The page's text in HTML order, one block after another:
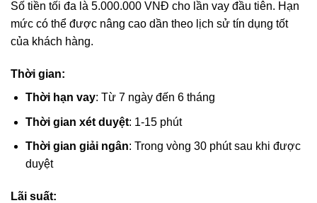
Số tiền tối đa là 5.000.000 VNĐ cho lần vay đầu tiên. Hạn
mức có thể được nâng cao dần theo lịch sử tín dụng tốt
của khách hàng.
Thời gian:
Thời hạn vay: Từ 7 ngày đến 6 tháng
Thời gian xét duyệt: 1-15 phút
Thời gian giải ngân: Trong vòng 30 phút sau khi được
duyệt
Lãi suất: